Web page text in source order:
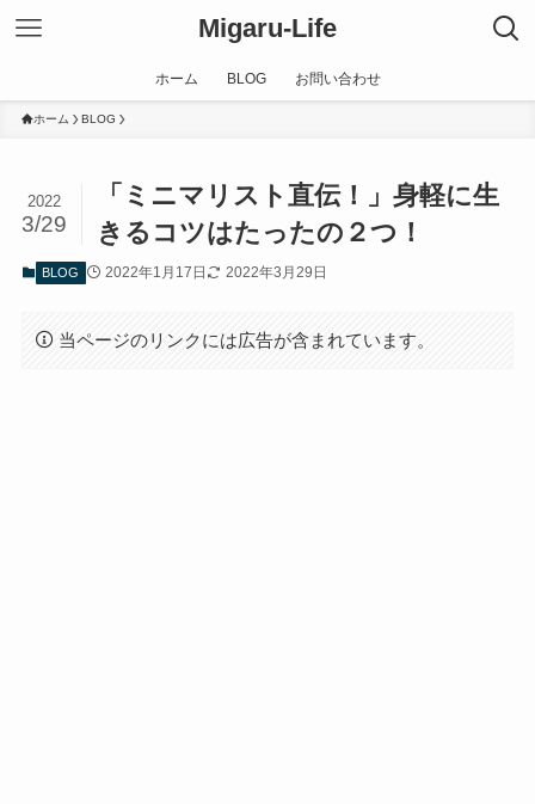
Migaru-Life
ホーム BLOG お問い合わせ
ホーム BLOG
「ミニマリスト直伝！」身軽に生
きるコツはたったの２つ！
2022
3/29
BLOG 2022年1月17日 2022年3月29日
当ページのリンクには広告が含まれています。